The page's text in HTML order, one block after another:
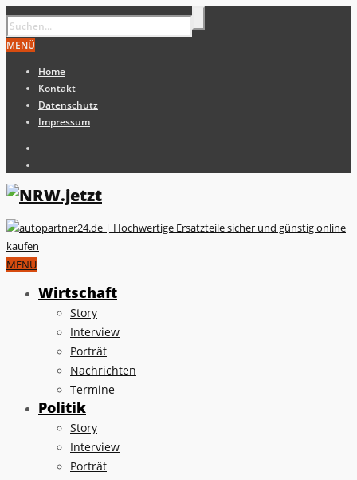
MENÜ
Home
Kontakt
Datenschutz
Impressum
MENÜ
Wirtschaft
Story
Interview
Porträt
Nachrichten
Termine
Politik
Story
Interview
Porträt